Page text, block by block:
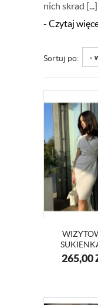
nich skrad [...]
- Czytaj
Sortuj po:
265,00